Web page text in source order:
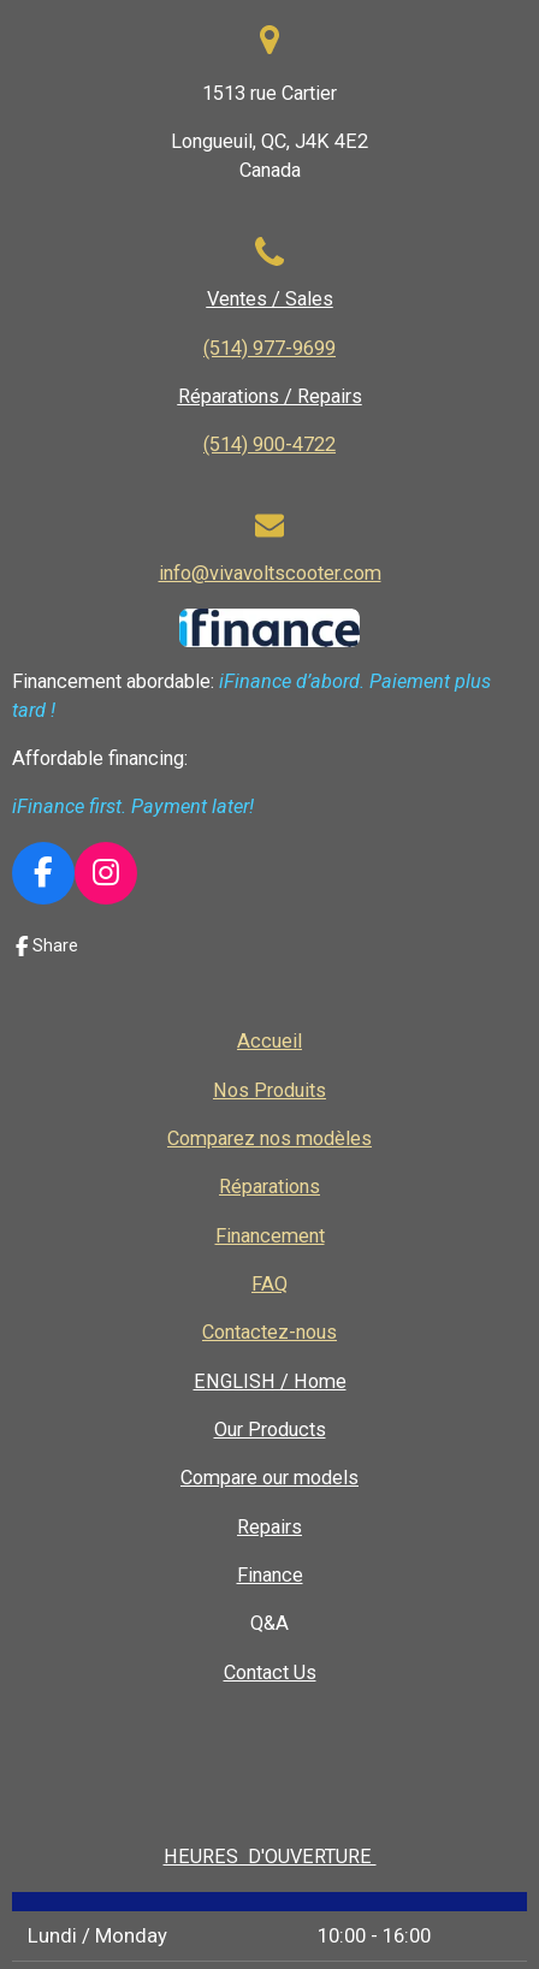
1513 rue Cartier
Longueuil, QC, J4K 4E2
Canada
Ventes / Sales
(514) 977-9699
Réparations / Repairs
(514) 900-4722
info@vivavoltscooter.com
Financement abordable: iFinance d’abord. Paiement plus
tard !
Affordable financing:
iFinance first. Payment later!
F
a
c
I
n
Share
Accueil
Nos Produits
Comparez nos modèles
Réparations
Financement
FAQ
Contactez-nous
ENGLISH / Home
Our Products
Compare our models
Repairs
Finance
Q&A
Contact Us
HEURES D'OUVERTURE
Lundi / Monday 10:00 - 16:00